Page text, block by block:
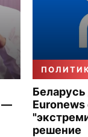
—
Euronews
решение